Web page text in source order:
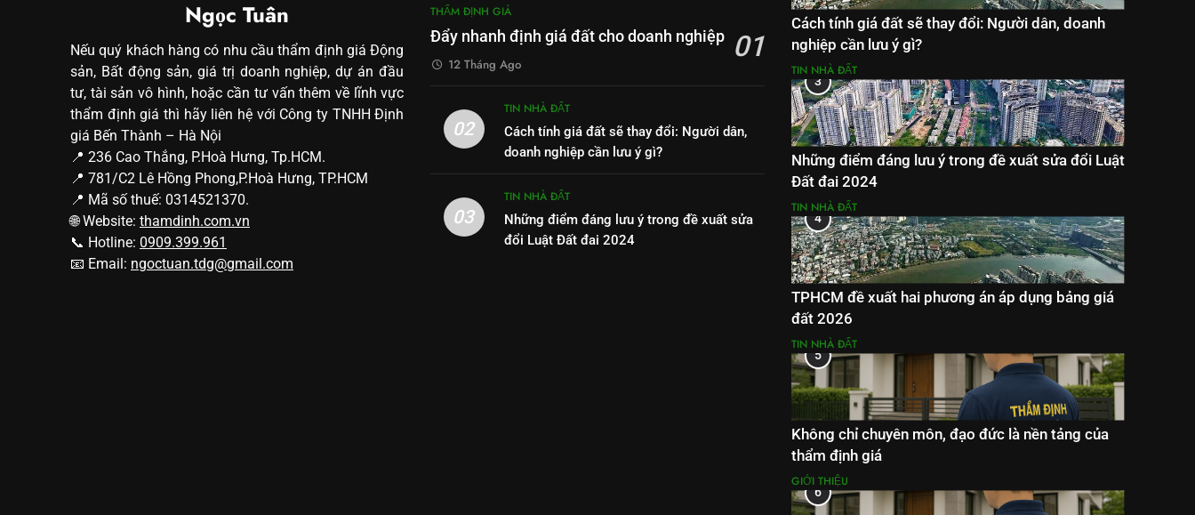
Ngọc Tuân
Nếu quý khách hàng có nhu cầu thẩm định giá Động
sản, Bất động sản, giá trị doanh nghiệp, dự án đầu
tư, tài sản vô hình, hoặc cần tư vấn thêm về lĩnh vực
thẩm định giá thì hãy liên hệ với Công ty TNHH Định
giá Bến Thành – Hà Nội
📍 236 Cao Thắng, P.Hoà Hưng, Tp.HCM.
📍 781/C2 Lê Hồng Phong,P.Hoà Hưng, TP.HCM
📍 Mã số thuế: 0314521370.
🌐 Website: thamdinh.com.vn
📞 Hotline: 0909.399.961
📧 Email: ngoctuan.tdg@gmail.com
THẨM ĐỊNH GIÁ
Đẩy nhanh định giá đất cho doanh nghiệp 01
12 Tháng Ago
02
TIN NHÀ ĐẤT
Cách tính giá đất sẽ thay đổi: Người dân,
doanh nghiệp cần lưu ý gì?
03
TIN NHÀ ĐẤT
Những điểm đáng lưu ý trong đề xuất sửa
đổi Luật Đất đai 2024
Cách tính giá đất sẽ thay đổi: Người dân, doanh
nghiệp cần lưu ý gì?
TIN NHÀ ĐẤT
3
Những điểm đáng lưu ý trong đề xuất sửa đổi Luật
Đất đai 2024
TIN NHÀ ĐẤT
4
TPHCM đề xuất hai phương án áp dụng bảng giá
đất 2026
TIN NHÀ ĐẤT
5
Không chỉ chuyên môn, đạo đức là nền tảng của
thẩm định giá
GIỚI THIỆU
6